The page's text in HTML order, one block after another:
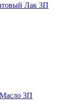
Лак 3П
Масло 3П